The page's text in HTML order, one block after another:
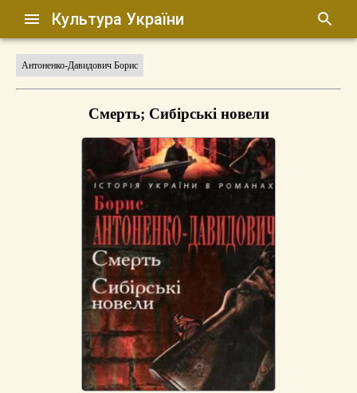
Культура України
Антоненко-Давидович Борис
Смерть; Сибірські новели